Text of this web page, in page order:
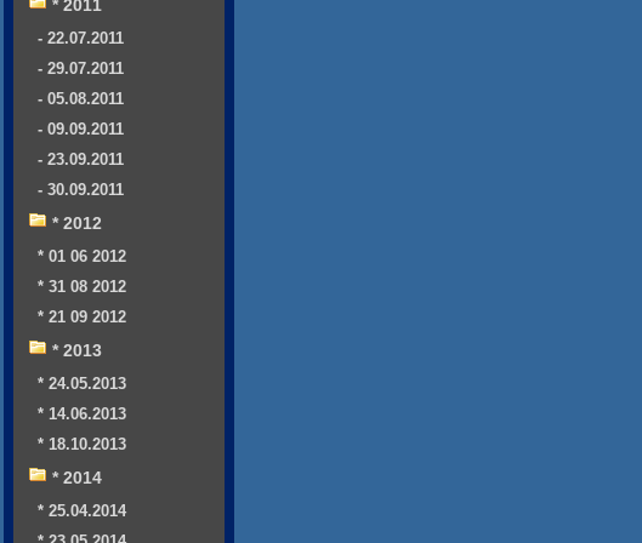
* 2011
- 22.07.2011
- 29.07.2011
- 05.08.2011
- 09.09.2011
- 23.09.2011
- 30.09.2011
* 2012
* 01 06 2012
* 31 08 2012
* 21 09 2012
* 2013
* 24.05.2013
* 14.06.2013
* 18.10.2013
* 2014
* 25.04.2014